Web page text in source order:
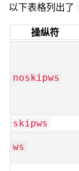
以下表格列出了
操纵符
noskipws
skipws
ws